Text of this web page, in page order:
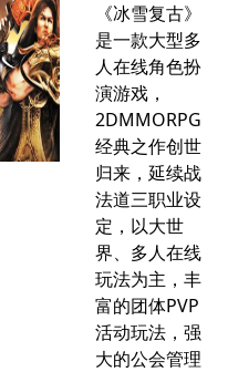
《冰雪复古》
是一款大型多
人在线角色扮
演游戏，
2DMMORPG
经典之作创世
归来，延续战
法道三职业设
定，以大世
界、多人在线
玩法为主，丰
富的团体PVP
活动玩法，强
大的公会管理